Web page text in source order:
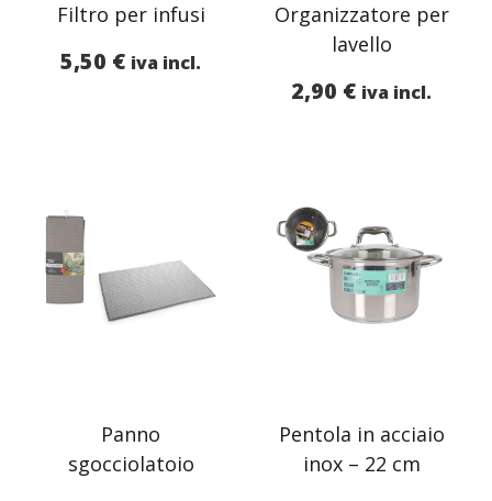
Filtro per infusi
5,50 € iva incl.
Organizzatore per
lavello
2,90 € iva incl.
Panno
sgocciolatoio
Pentola in acciaio
inox – 22 cm